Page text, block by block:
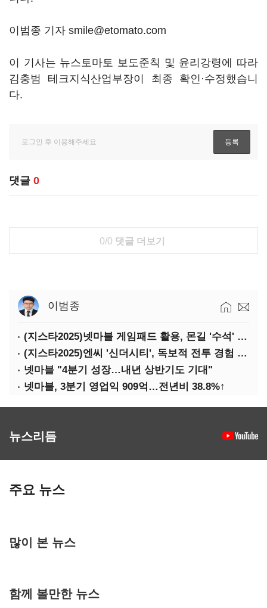
이범종 기자 smile@etomato.com
이 기사는 뉴스토마토 보도준칙 및 윤리강령에 따라
김충범 테크지식산업부장이 최종 확인·수정했습니
다.
댓글 0
0/0 댓글 더보기
이범종
(지스타2025)넷마블 게임패드 활용, 몬길 '수석' 7대죄 '차석'
(지스타2025)엔씨 '신더시티', 독보적 전투 경험 필요
넷마블 "4분기 성장…내년 상반기도 기대"
넷마블, 3분기 영업익 909억…전년비 38.8%↑
뉴스리듬
주요 뉴스
많이 본 뉴스
함께 볼만한 뉴스